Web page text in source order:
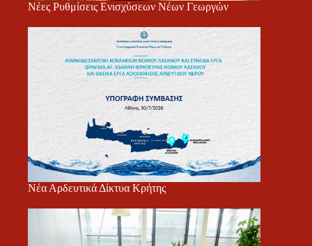
Νέες Ρυθμίσεις Ενισχύσεων Νέων Γεωργών
Νέα Αρδευτικά Δίκτυα Κρήτης